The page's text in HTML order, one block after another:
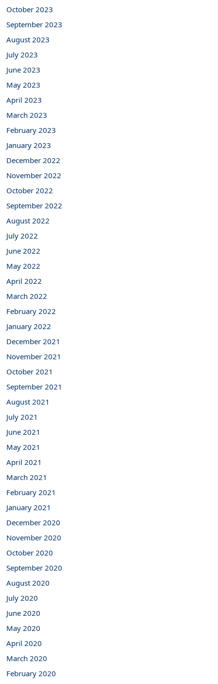
October 2023
September 2023
August 2023
July 2023
June 2023
May 2023
April 2023
March 2023
February 2023
January 2023
December 2022
November 2022
October 2022
September 2022
August 2022
July 2022
June 2022
May 2022
April 2022
March 2022
February 2022
January 2022
December 2021
November 2021
October 2021
September 2021
August 2021
July 2021
June 2021
May 2021
April 2021
March 2021
February 2021
January 2021
December 2020
November 2020
October 2020
September 2020
August 2020
July 2020
June 2020
May 2020
April 2020
March 2020
February 2020